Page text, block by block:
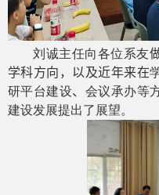
刘诚主任向各位系友
学科方向，以及近年来在
研平台建设、 会议承办等
建设发展提出了展望。